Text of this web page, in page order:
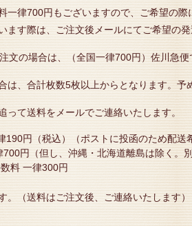
律700円もございますので、ご希望の際
す際は、ご注文後メールにてご希望の発
文の場合は、（全国一律700円）佐川急便
、合計枚数5枚以上からとなります。予
って送料をメールでご連絡いたします。
190円（税込）（ポストに投函のため配送
円（但し、沖縄・北海道離島は除く。別
料 一律300円
。（送料はご注文後、ご連絡いたします）